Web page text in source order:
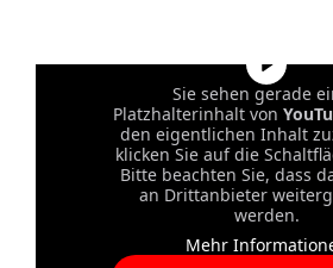
Sie sehen gerade
Platzhalterinhalt von
den eigentlichen Inhalt
klicken Sie auf die
Bitte beachten Sie, dass
an Drittanbieter
werden.
Mehr